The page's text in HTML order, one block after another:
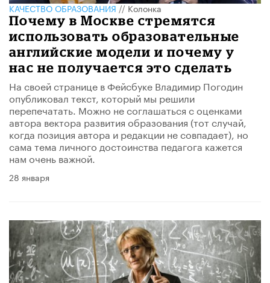
КАЧЕСТВО ОБРАЗОВАНИЯ//Колонка
Почему в Москве стремятся
использовать образовательные
английские модели и почему у
нас не получается это сделать
На своей странице в Фейсбуке Владимир Погодин
опубликовал текст, который мы решили
перепечатать. Можно не соглашаться с оценками
автора вектора развития образования (тот случай,
когда позиция автора и редакции не совпадает), но
сама тема личного достоинства педагога кажется
нам очень важной.
28 января